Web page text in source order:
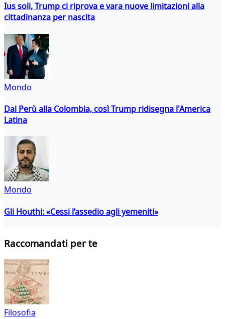
Ius soli, Trump ci riprova e vara nuove limitazioni alla
cittadinanza per nascita
Mondo
Dal Perù alla Colombia, così Trump ridisegna l'America
Latina
Mondo
Gli Houthi: «Cessi l’assedio agli yemeniti»
Raccomandati per te
Filosofia